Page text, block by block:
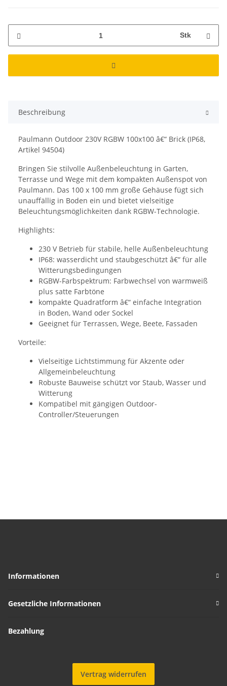
Stk
Beschreibung
Paulmann Outdoor 230V RGBW 100x100 â€“ Brick (IP68,
Artikel 94504)
Bringen Sie stilvolle Außenbeleuchtung in Garten,
Terrasse und Wege mit dem kompakten Außenspot von
Paulmann. Das 100 x 100 mm große Gehäuse fügt sich
unauffällig in Boden ein und bietet vielseitige
Beleuchtungsmöglichkeiten dank RGBW-Technologie.
Highlights:
230 V Betrieb für stabile, helle Außenbeleuchtung
IP68: wasserdicht und staubgeschützt â€“ für alle
Witterungsbedingungen
RGBW-Farbspektrum: Farbwechsel von warmweiß
plus satte Farbtöne
kompakte Quadratform â€“ einfache Integration
in Boden, Wand oder Sockel
Geeignet für Terrassen, Wege, Beete, Fassaden
Vorteile:
Vielseitige Lichtstimmung für Akzente oder
Allgemeinbeleuchtung
Robuste Bauweise schützt vor Staub, Wasser und
Witterung
Kompatibel mit gängigen Outdoor-
Controller/Steuerungen
Informationen
Gesetzliche Informationen
Bezahlung
Vertrag widerrufen